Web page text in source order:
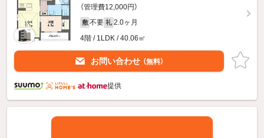
（管理費12,000円）
敷 不要 礼 2.0ヶ月
4階 / 1LDK / 40.06㎡
お問い合わせ （無料）
提供